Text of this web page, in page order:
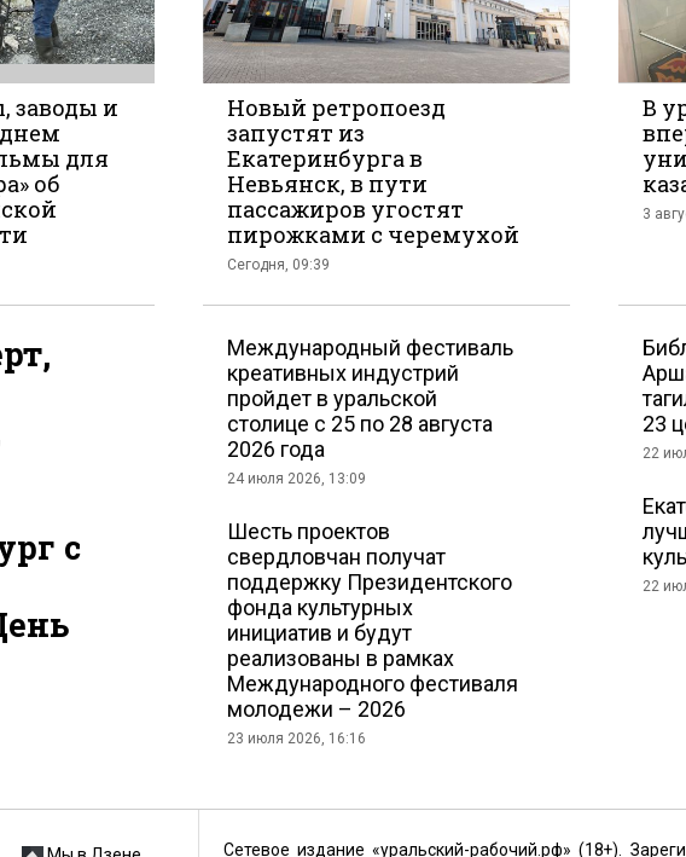
заводы и
для
об
Новый ретропоезд
запустят из
Екатеринбурга в
Невьянск, в пути
пассажиров угостят
пирожками с черемухой
Сегодня, 09:39
В
3
с
Международный фестиваль
креативных индустрий
пройдет в уральской
столице с 25 по 28 августа
2026 года
24 июля 2026, 13:09
Шесть проектов
свердловчан получат
поддержку Президентского
фонда культурных
инициатив и будут
реализованы в рамках
Международного фестиваля
молодежи – 2026
23 июля 2026, 16:16
23
22
22
Сетевое издание «уральский-рабочий.рф» (18+).